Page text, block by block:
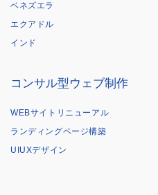
ベネズエラ
エクアドル
インド
コンサル型ウェブ制作
WEBサイトリニューアル
ランディングページ構築
UIUXデザイン